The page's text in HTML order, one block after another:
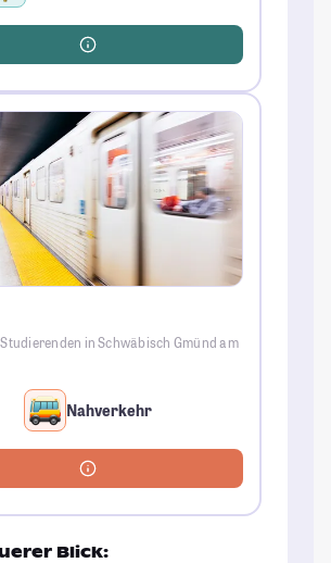
in Schwäbisch Gmünd am
Nahverkehr
Blick: